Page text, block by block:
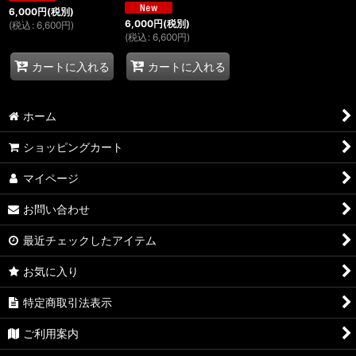
6,000円(税別)
(税込 : 6,600円)
カートに入れる
6,000円(税別)
(税込 : 6,600円)
カートに入れる
ホーム
ショッピングカート
マイページ
お問い合わせ
最近チェックしたアイテム
お気に入り
特定商取引法表示
ご利用案内